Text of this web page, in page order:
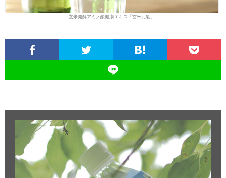
玄米発酵アミノ酸健康エキス「玄米元氣」